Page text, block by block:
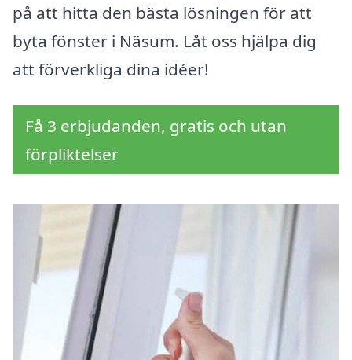
på att hitta den bästa lösningen för att
byta fönster i Näsum. Låt oss hjälpa dig
att förverkliga dina idéer!
Få 3 erbjudanden, gratis och utan
förpliktelser